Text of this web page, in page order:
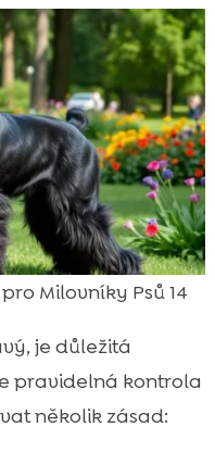
Milovníky Psů 14
je důležitá
pravidelná kontrola
několik zásad: